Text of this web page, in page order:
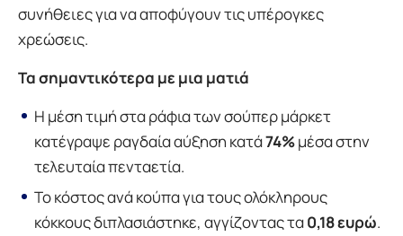
συνήθειες για να αποφύγουν τις υπέρογκες
χρεώσεις.
Τα σημαντικότερα με μια ματιά
Η μέση τιμή στα ράφια των σούπερ μάρκετ
κατέγραψε ραγδαία αύξηση κατά74%μέσα στην
τελευταία πενταετία.
Το κόστος ανά κούπα για τους ολόκληρους
κόκκους διπλασιάστηκε, αγγίζοντας τα0,18 ευρώ.